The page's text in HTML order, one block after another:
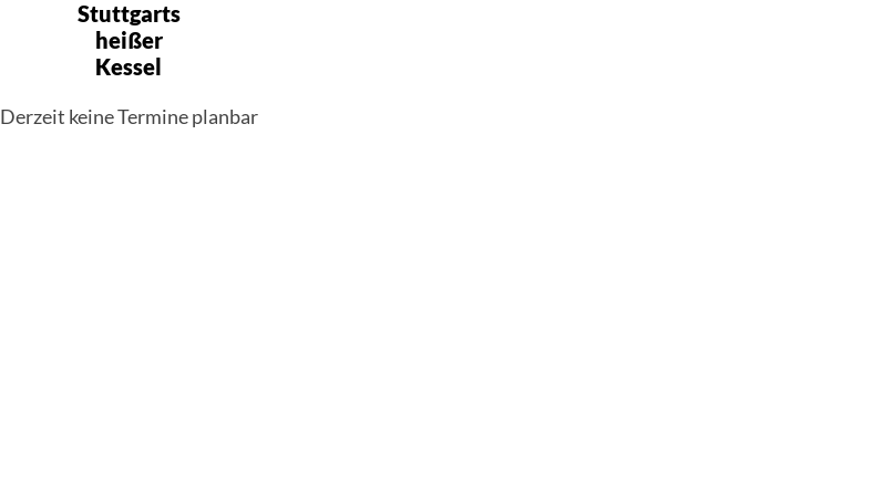
Stuttgarts
heißer
Kessel
Derzeit keine Termine planbar